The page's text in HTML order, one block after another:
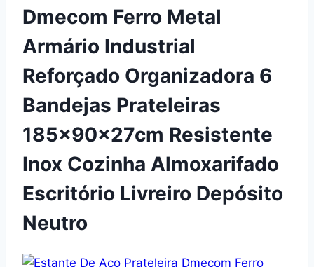
Dmecom Ferro Metal
Armário Industrial
Reforçado Organizadora 6
Bandejas Prateleiras
185x90x27cm Resistente
Inox Cozinha Almoxarifado
Escritório Livreiro Depósito
Neutro